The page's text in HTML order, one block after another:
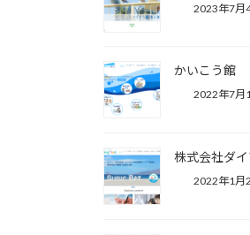
2023年7月
かいこう館
2022年7月
株式会社ダ
2022年1月